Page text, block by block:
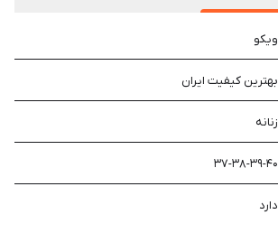
ویکو
بهترین کیفیت ایران
زنانه
۳۷-۳۸-۳۹-۴۰
دارد